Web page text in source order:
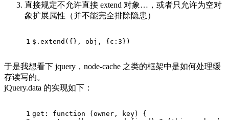
直接规定不允许直接 extend 对象…，或者只允许为空对
象扩展属性（并不能完全排除隐患）
1 $.extend({}, obj, {c:3})
于是我想看下 jquery，node-cache 之类的框架中是如何处理缓
存读写的。
jQuery.data 的实现如下：
1 get: function (owner, key) {